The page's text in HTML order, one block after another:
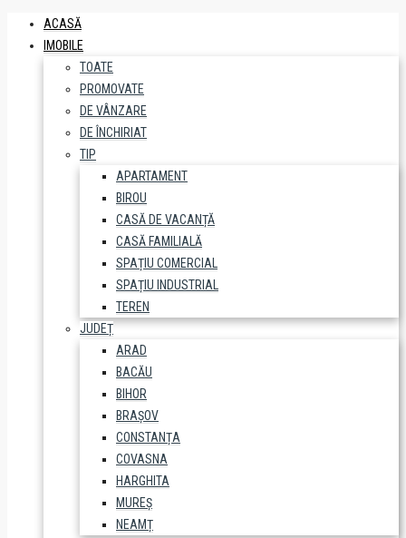
ACASĂ
IMOBILE
TOATE
PROMOVATE
DE VÂNZARE
DE ÎNCHIRIAT
TIP
APARTAMENT
BIROU
CASĂ DE VACANȚĂ
CASĂ FAMILIALĂ
SPAȚIU COMERCIAL
SPAȚIU INDUSTRIAL
TEREN
JUDEȚ
ARAD
BACĂU
BIHOR
BRAȘOV
CONSTANȚA
COVASNA
HARGHITA
MUREȘ
NEAMȚ